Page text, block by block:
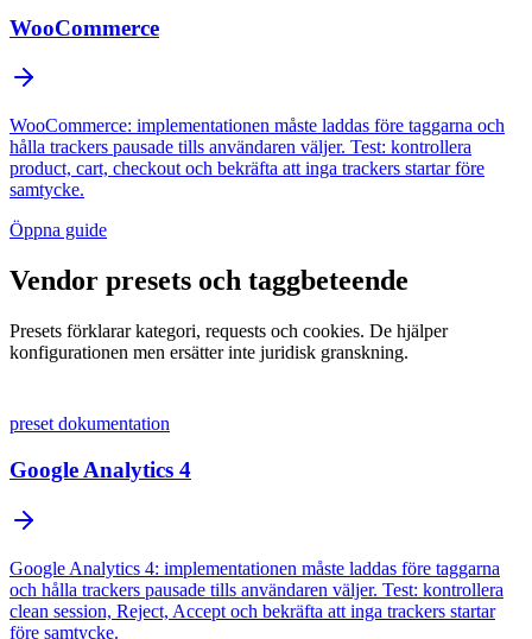
WooCommerce
WooCommerce: implementationen måste laddas före taggarna och
hålla trackers pausade tills användaren väljer. Test: kontrollera
product, cart, checkout och bekräfta att inga trackers startar före
samtycke.
Öppna guide
Vendor presets och taggbeteende
Presets förklarar kategori, requests och cookies. De hjälper
konfigurationen men ersätter inte juridisk granskning.
preset dokumentation
Google Analytics 4
Google Analytics 4: implementationen måste laddas före taggarna
och hålla trackers pausade tills användaren väljer. Test: kontrollera
clean session, Reject, Accept och bekräfta att inga trackers startar
före samtycke.